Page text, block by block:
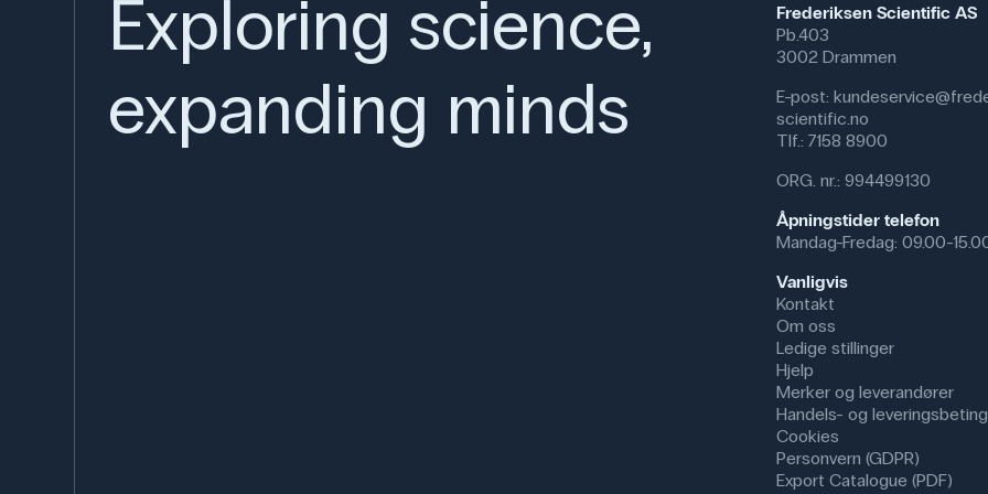
syrer, baser og nøytralisering.
å lese av resultatet og styrker
løsning er sur eller basisk. Det
undervisningssammenheng
pH-vurdering.
Specifikationer
Farve: Blå
Antal: 100 stk.
Længde (mm): 68 mm
Exploring science,
expanding minds
Frederiksen Scientific AS
Pb.403
3002 Drammen
E-post:
scientific.no
Tlf.: 7158 8900
ORG. nr.: 994499130
Åpningstider telefon
Mandag-Fredag: 09.00-
Vanligvis
Kontakt
Om oss
Ledige stillinger
Hjelp
Merker og leverandører
Handels- og
Cookies
Personvern (GDPR)
Export Catalogue (PDF)